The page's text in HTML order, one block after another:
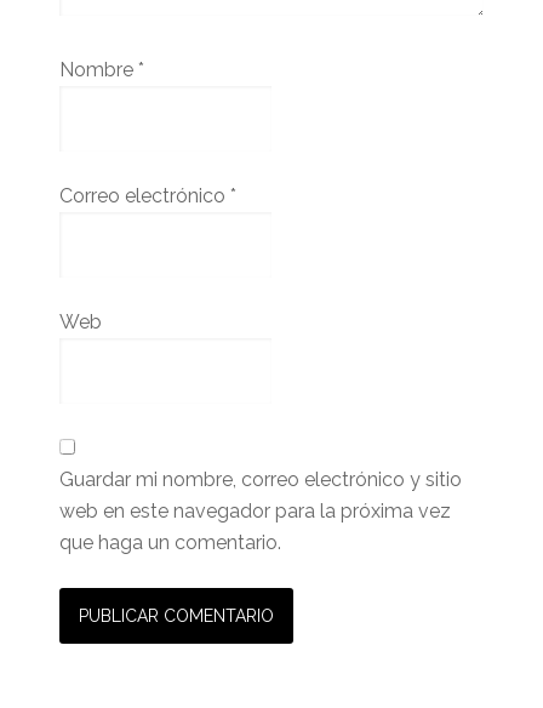
Nombre *
Correo electrónico *
Web
Guardar mi nombre, correo electrónico y sitio
web en este navegador para la próxima vez
que haga un comentario.